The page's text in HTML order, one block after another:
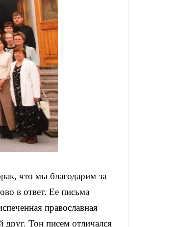
что мы благодарим за
в ответ. Ее письма
православная
друг. Тон писем отличался